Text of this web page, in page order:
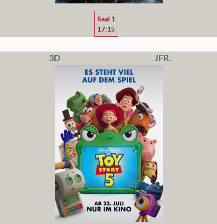
Saal 1
17:15
3D JFR.